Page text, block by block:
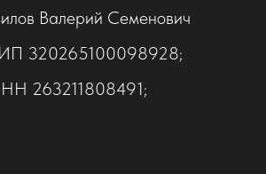
Валерий Семенович
320265100098928;
263211808491;